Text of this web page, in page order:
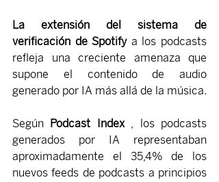
La extensión del sistema de
verificación de Spotify a los podcasts
refleja una creciente amenaza que
supone el contenido de audio
generado por IA más allá de la música.
Según Podcast Index , los podcasts
generados por IA representaban
aproximadamente el 35,4% de los
nuevos feeds de podcasts a principios